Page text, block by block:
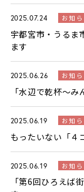
2025.07.24 お知
宇都宮市・うる
ます
2025.06.26 お知
「水辺で乾杯～
2025.06.19 お知
もったいない「４
2025.06.19 お知
「第6回ひろえば